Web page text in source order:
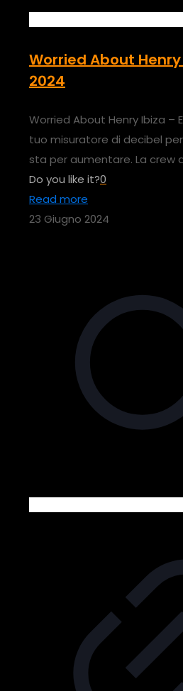
Worried About
2024
Worried About Henry Ibiza –
tuo misuratore di decibel
sta per aumentare. La crew
Do you like it?0
Read more
23 Giugno 2024